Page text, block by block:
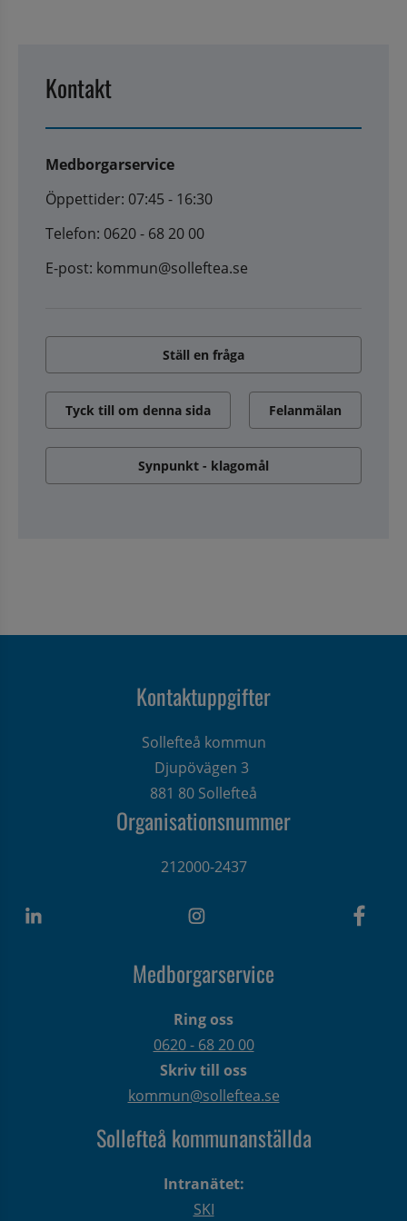
Kontakt
Medborgarservice
Öppettider: 07:45 - 16:30
Telefon: 0620 - 68 20 00
E-post: kommun@solleftea.se
Ställ en fråga
Tyck till om denna sida Felanmälan
Synpunkt - klagomål
Kontaktuppgifter
Sollefteå kommun
Djupövägen 3
881 80 Sollefteå
Organisationsnummer
212000-2437
Medborgarservice
Ring oss
0620 - 68 20 00
Skriv till oss
kommun@solleftea.se
Sollefteå kommunanställda
Intranätet:
SKI